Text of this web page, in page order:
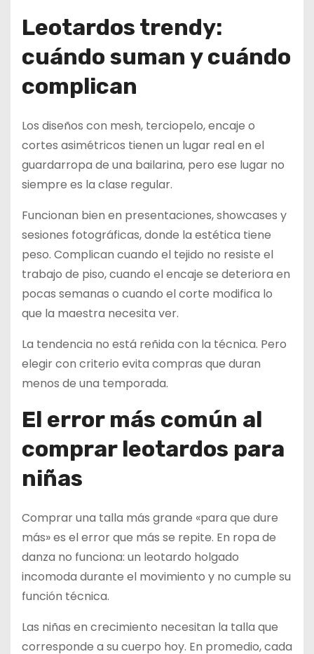
Leotardos trendy:
cuándo suman y cuándo
complican
Los diseños con mesh, terciopelo, encaje o
cortes asimétricos tienen un lugar real en el
guardarropa de una bailarina, pero ese lugar no
siempre es la clase regular.
Funcionan bien en presentaciones, showcases y
sesiones fotográficas, donde la estética tiene
peso. Complican cuando el tejido no resiste el
trabajo de piso, cuando el encaje se deteriora en
pocas semanas o cuando el corte modifica lo
que la maestra necesita ver.
La tendencia no está reñida con la técnica. Pero
elegir con criterio evita compras que duran
menos de una temporada.
El error más común al
comprar leotardos para
niñas
Comprar una talla más grande «para que dure
más» es el error que más se repite. En ropa de
danza no funciona: un leotardo holgado
incomoda durante el movimiento y no cumple su
función técnica.
Las niñas en crecimiento necesitan la talla que
corresponde a su cuerpo hoy. En promedio, cada